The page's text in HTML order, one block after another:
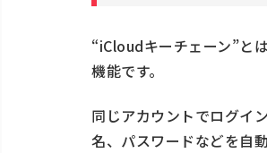
iPhone、Mac、
Windowsで使用す
iCloudキーチェー
iCloudキーチェー
“iCloudキーチェーン”と
機能です。
同じアカウントでログイ
名、パスワードなどを自